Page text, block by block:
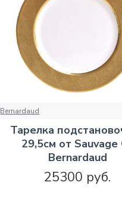
Bernardaud
Тарелка
29,5см от Sauvage
Bernardaud
25300 руб.